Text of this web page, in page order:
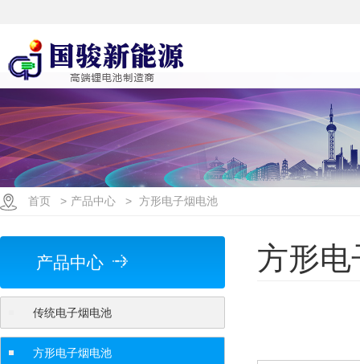
首页 > 产品中心 > 方形电子烟电池
产品中心
传统电子烟电池
方形电子烟电池
方形